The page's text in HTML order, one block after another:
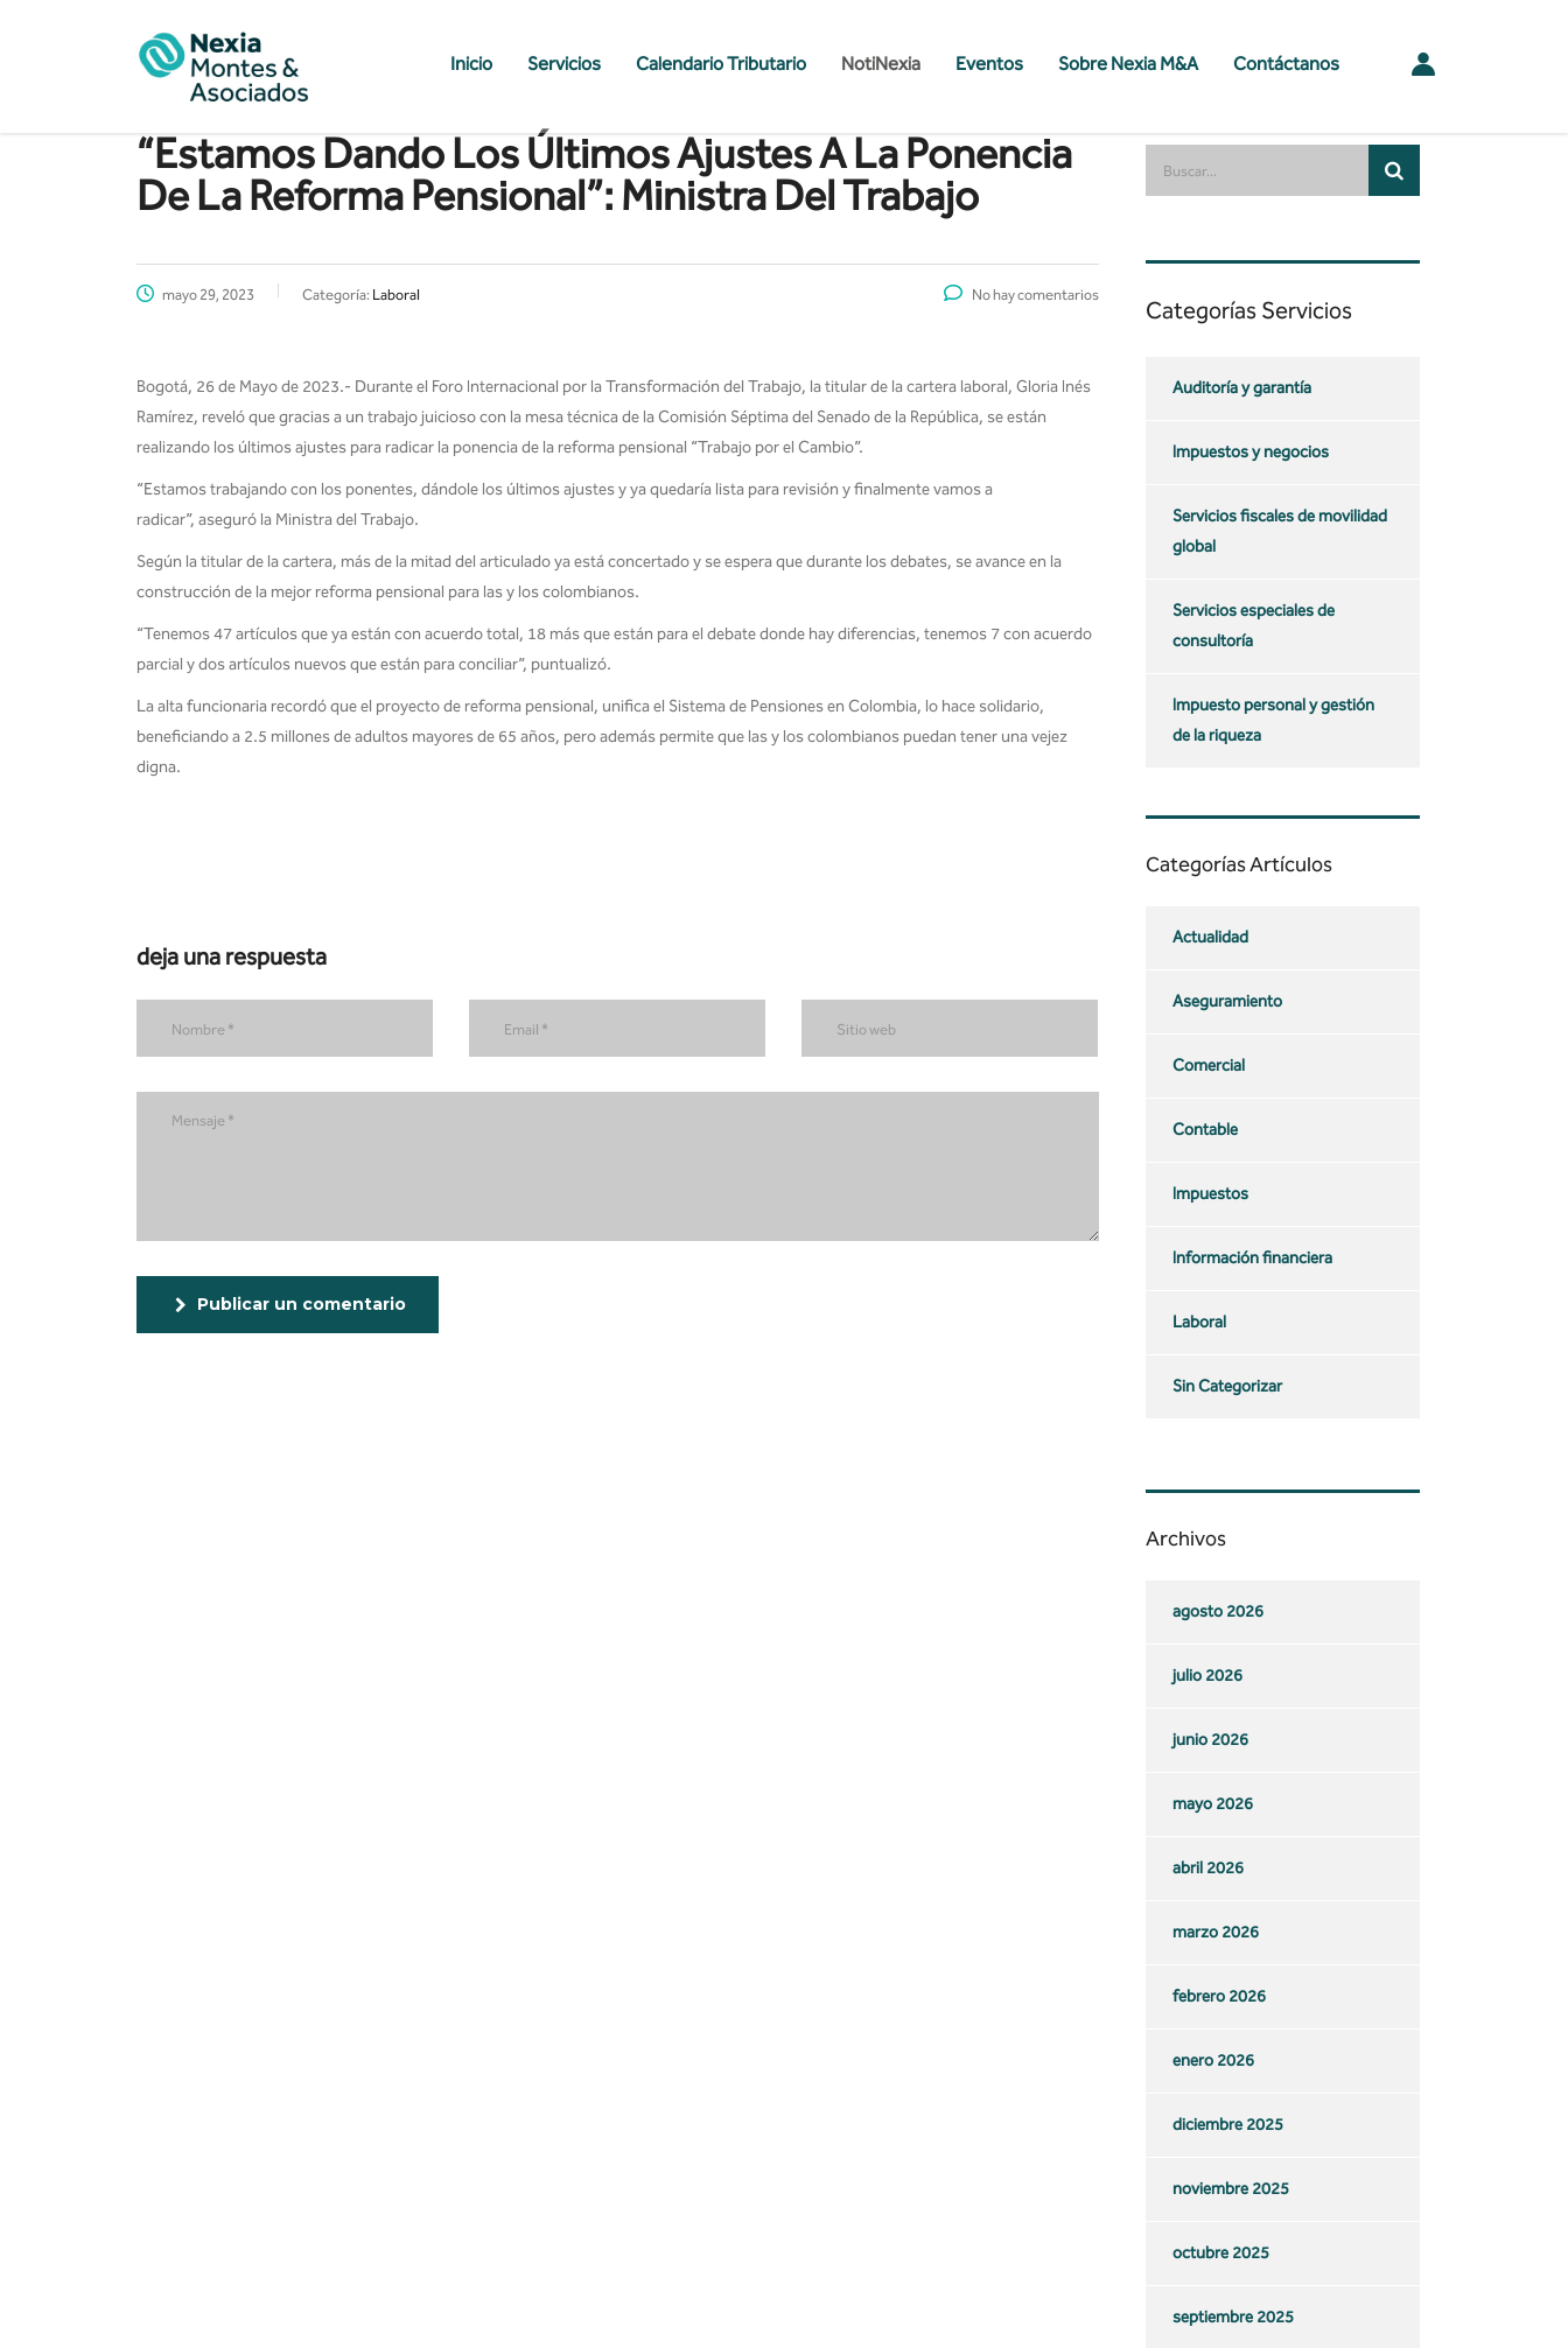
Inicio Servicios Calendario Tributario NotiNexia Eventos Sobre Nexia M&A Contáctanos
“Estamos Dando Los Últimos Ajustes A La Ponencia
De La Reforma Pensional”: Ministra Del Trabajo
mayo 29, 2023 Categoría: Laboral No hay comentarios
Bogotá, 26 de Mayo de 2023.- Durante el Foro Internacional por la Transformación del Trabajo, la titular de la cartera laboral, Gloria Inés
Ramírez, reveló que gracias a un trabajo juicioso con la mesa técnica de la Comisión Séptima del Senado de la República, se están
realizando los últimos ajustes para radicar la ponencia de la reforma pensional “Trabajo por el Cambio”.
“Estamos trabajando con los ponentes, dándole los últimos ajustes y ya quedaría lista para revisión y finalmente vamos a
radicar”, aseguró la Ministra del Trabajo.
Según la titular de la cartera, más de la mitad del articulado ya está concertado y se espera que durante los debates, se avance en la
construcción de la mejor reforma pensional para las y los colombianos.
“Tenemos 47 artículos que ya están con acuerdo total, 18 más que están para el debate donde hay diferencias, tenemos 7 con acuerdo
parcial y dos artículos nuevos que están para conciliar”, puntualizó.
La alta funcionaria recordó que el proyecto de reforma pensional, unifica el Sistema de Pensiones en Colombia, lo hace solidario,
beneficiando a 2.5 millones de adultos mayores de 65 años, pero además permite que las y los colombianos puedan tener una vejez
digna.
deja una respuesta
Publicar un comentario
Categorías Servicios
Auditoría y garantía
Impuestos y negocios
Servicios fiscales de movilidad
global
Servicios especiales de
consultoría
Impuesto personal y gestión
de la riqueza
Categorías Artículos
Actualidad
Aseguramiento
Comercial
Contable
Impuestos
Información financiera
Laboral
Sin Categorizar
Archivos
agosto 2026
julio 2026
junio 2026
mayo 2026
abril 2026
marzo 2026
febrero 2026
enero 2026
diciembre 2025
noviembre 2025
octubre 2025
septiembre 2025